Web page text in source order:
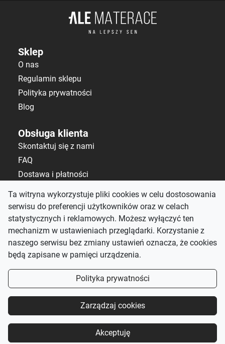
Ta witryna wykorzystuje pliki cookies w celu dostosowania
serwisu do preferencji użytkowników oraz w celach
statystycznych i reklamowych. Możesz wyłączyć ten
mechanizm w ustawieniach przeglądarki. Korzystanie z
naszego serwisu bez zmiany ustawień oznacza, że cookies
będą zapisane w pamięci urządzenia.
Polityka prywatności
Zarządzaj cookies
Akceptuję
Sklep
O nas
Regulamin sklepu
Polityka prywatności
Blog
Obsługa klienta
Skontaktuj się z nami
FAQ
Dostawa i płatności
Kontakt
salon@alematerace.pl
+48 535 808 298
pn-pt: 10:00–19:00,
sb: 9:00–15:00
Śledź nas